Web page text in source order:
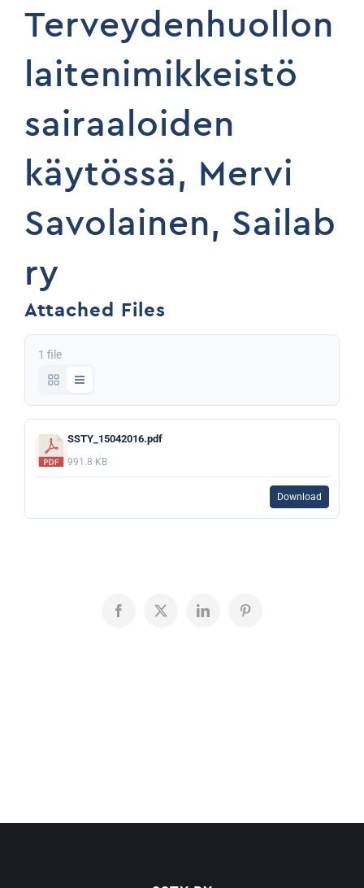
Terveydenhuollon
laitenimikkeistö
sairaaloiden
käytössä, Mervi
Savolainen, Sailab
ry
Attached Files
1 file
SSTY_15042016.pdf
991.8 KB
Download
Facebook
X LinkedInPinterest